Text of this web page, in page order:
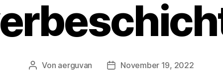
Beitragsautor
Von aerguvan Veröffentlichungsdatum
November 19, 2022